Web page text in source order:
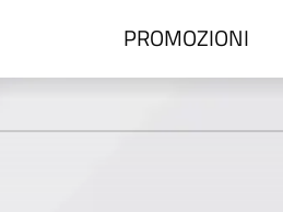
PROMOZIONI